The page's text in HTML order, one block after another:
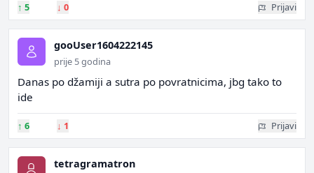
↑ 5 ↓ 0 Prijavi
gooUser1604222145
prije 5 godina
Danas po džamiji a sutra po povratnicima, jbg tako to
ide
↑ 6 ↓ 1 Prijavi
tetragramatron